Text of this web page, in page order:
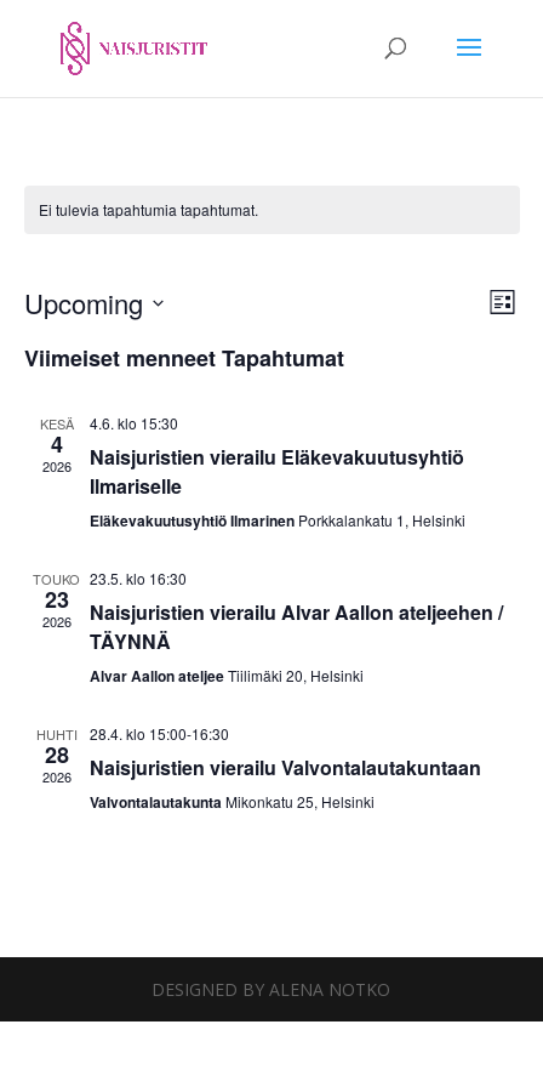
Ei tulevia tapahtumia tapahtumat.
List
Upcoming
päivä.
Viimeiset menneet Tapahtumat
KESÄ
4
2026
4.6. klo 15:30
Naisjuristien vierailu Eläkevakuutusyhtiö
Ilmariselle
Eläkevakuutusyhtiö Ilmarinen Porkkalankatu 1, Helsinki
TOUKO
23
2026
23.5. klo 16:30
Naisjuristien vierailu Alvar Aallon ateljeehen /
TÄYNNÄ
Alvar Aallon ateljeeTiilimäki 20, Helsinki
HUHTI
28
2026
28.4. klo 15:00-16:30
Naisjuristien vierailu Valvontalautakuntaan
ValvontalautakuntaMikonkatu 25, Helsinki
DESIGNED BY ALENA NOTKO